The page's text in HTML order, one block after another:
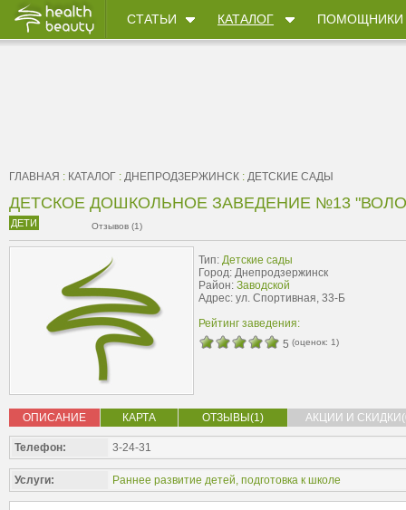
СТАТЬИ КАТАЛОГ ПОМОЩНИКИ
ГЛАВНАЯ : КАТАЛОГ : ДНЕПРОДЗЕРЖИНСК : ДЕТСКИЕ САДЫ
ДЕТСКОЕ ДОШКОЛЬНОЕ ЗАВЕДЕНИЕ №13
ДЕТИ Отзывов (1)
Тип: Детские сады
Город: Днепродзержинск
Район: Заводской
Адрес: ул. Спортивная, 33-Б
Рейтинг заведения:
5 (оценок: 1)
ОПИСАНИЕ КАРТА ОТЗЫВЫ(1) АКЦИИ И
Телефон: 3-24-31
Услуги: Раннее развитие детей, подготовка к школе